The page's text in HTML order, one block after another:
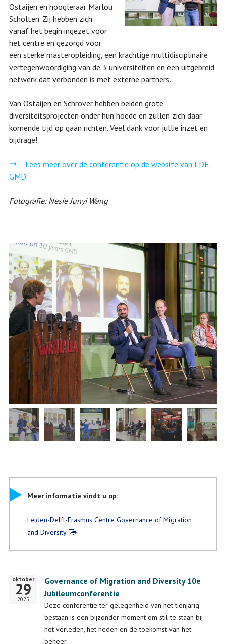
Ostaijen en hoogleraar Marlou
Scholten. Zij hebben zich
vanaf het begin ingezet voor
het centre en gezorgd voor
een sterke masteropleiding, een krachtige multidisciplinaire
vertegenwoordiging van de 3 universiteiten en een uitgebreid
netwerk dat verbonden is met externe partners.
Van Ostaijen en Schrover hebben beiden grote
diversiteitsprojecten onder hun hoede en zullen zich daar
komende tijd op gaan richten. Veel dank voor jullie inzet en
bijdrage!
Lees meer over de conferentie op de website van LDE-
GMD
Fotografie: Nesie Junyi Wang
Meer informatie vindt u op:
Leiden-Delft-Erasmus Centre Governance of Migration
and Diversity
Startdatum
oktober
29
2025
Governance of Migration and Diversity 10e
Jubileumconferentie
Deze conferentie ter gelegenheid van het tienjarig
bestaan is een bijzonder moment om stil te staan bij
het verleden, het heden en de toekomst van het
beheer…